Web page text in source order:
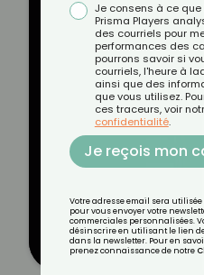
Je consens à ce
Prisma Players
des courriels pour
performances des
pourrons savoir si
courriels, l'heure à
ainsi que des
que vous utilisez.
ces traceurs, voir
confidentialité.
Je reçois mon
Votre adresse email sera
pour vous envoyer votre
commerciales personnalisées.
désinscrire en utilisant le lien
dans la newsletter. Pour en
prenez connaissance de notre